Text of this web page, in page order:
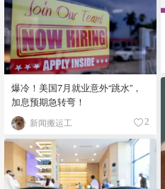
爆冷！美国7月就业意外“跳水”，
加息预期急转弯！
新闻搬运工 2